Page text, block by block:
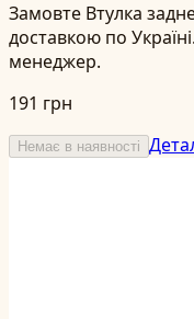
Замовте Втулка
доставкою по
менеджер.
191 грн
Немає в наявності